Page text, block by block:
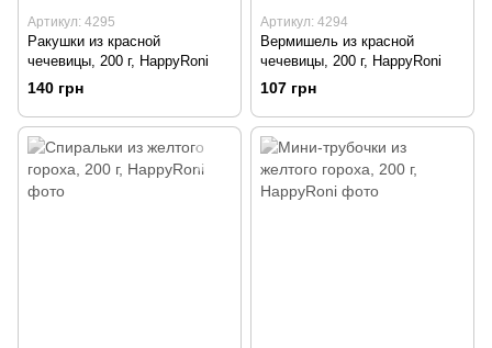
Артикул: 4295
Ракушки из красной
чечевицы, 200 г, HappyRoni
140 грн
Артикул: 4294
Вермишель из красной
чечевицы, 200 г, HappyRoni
107 грн